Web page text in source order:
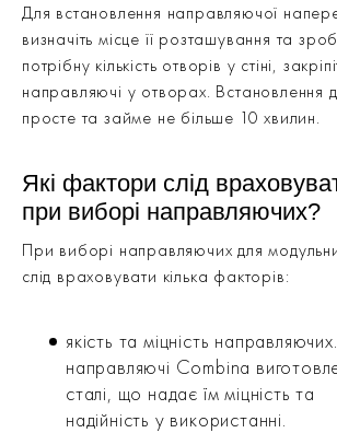
Для встановлення направляючої
визначіть місце її розташування та
потрібну кількість отворів у стіні,
направляючі у отворах. Встановлення
просте та займе не більше 10 хвилин.
Які фактори слід
при виборі направляючих?
При виборі направляючих для
слід враховувати кілька факторів:
якість та міцність
направляючі Combina
сталі, що надає їм міцність та
надійність у використанні.